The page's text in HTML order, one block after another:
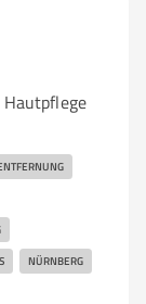
NÜRNBERG